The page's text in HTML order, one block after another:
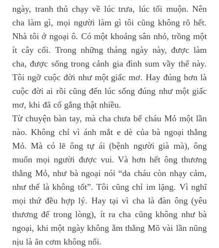
ngày, tranh thủ chạy về lúc trưa, lúc tối muộn. Nên
cha làm gì, mọi người làm gì tôi cũng không rõ hết.
Nhà tôi ở ngoại ô. Có một khoảng sân nhỏ, trồng một
ít cây cối. Trong những tháng ngày này, được làm
cha, được sống trong cảnh gia đình sum vầy thế này.
Tôi ngỡ cuộc đời như một giấc mơ. Hay đúng hơn là
cuộc đời ai rồi cũng đến lúc sống đúng như một giấc
mơ, khi đã cố gắng thật nhiều.
Từ chuyện bàn tay, mà cha chưa bế cháu Mỏ một lần
nào. Không chỉ vì ánh mắt e dè của bà ngoại thằng
Mỏ. Mà có lẽ ông tự ái (bệnh người già mà), ông
muốn mọi người được vui. Và hơn hết ông thương
thằng Mỏ, như bà ngoại nói “da cháu còn nhạy cảm,
như thế là không tốt”. Tôi cũng chỉ im lặng. Vì nghĩ
mọi thứ đều hợp lý. Hay tại vì cha là đàn ông (yêu
thương để trong lòng), ít ra cha cũng không như bà
ngoại, khi một ngày không ẵm thằng Mõ vài lần nũng
nịu là ăn cơm không nổi.